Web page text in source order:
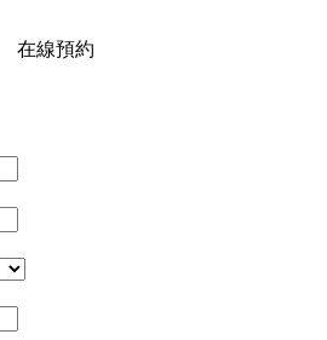
在線預約